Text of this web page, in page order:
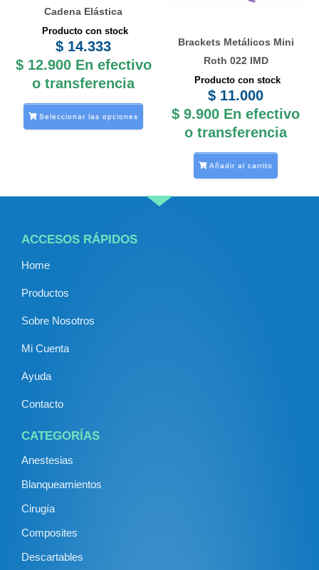
Cadena Elástica
Producto con stock
$ 14.333
$12.900 En efectivo
o transferencia
Seleccionar las opciones
elegir
la
página
Brackets Metálicos Mini
Roth 022 IMD
Producto con stock
$ 11.000
$ 9.900 En efectivo
o transferencia
Añadir al carrito
ACCESOS RÁPIDOS
Home
Productos
Sobre Nosotros
Mi Cuenta
Ayuda
Contacto
CATEGORÍAS
Anestesias
Blanqueamientos
Cirugía
Composites
Descartables